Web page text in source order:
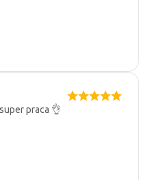
praca 👌